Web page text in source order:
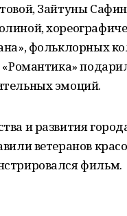
Зайтуны
фольклорных
«Романтика»
эмоций.
и развития
ветеранов
фильм.